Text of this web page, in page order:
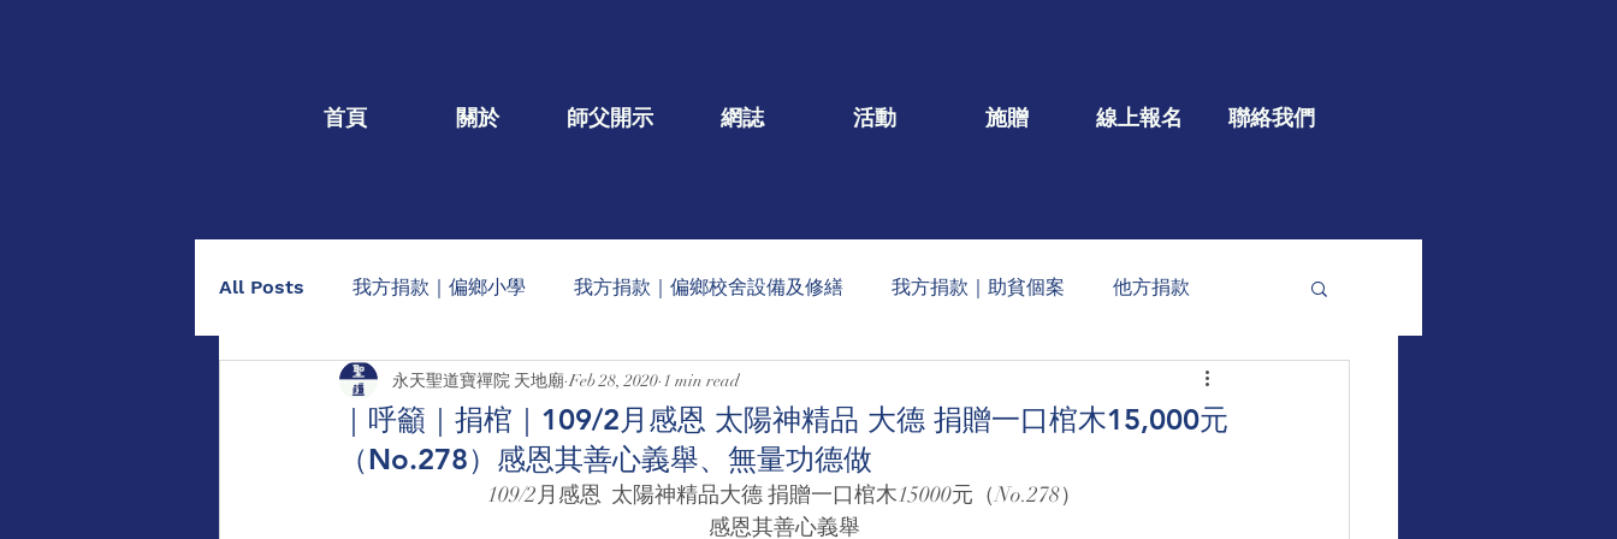
首頁 關於 師父開示 網誌 活動 施贈 線上報名 聯絡我們
All Posts 我方捐款｜偏鄉小學 我方捐款｜偏鄉校舍設備及修繕 我方捐款｜助貧個案 他方捐款
我方捐款｜個人個案 捐棺一口/大德名單公告 每月定期收到的捐款公告 大型公益
助印佛經手抄本 點燈/供養蠟燭 玄人勉語 法會/活動/壇院盛事 重點文章
｜呼籲｜捐棺｜109/2月感恩 太陽神精品 大德 捐贈一口棺木15,000元
（No.278）感恩其善心義舉、無量功德做
永天聖道寶禪院 天地廟 Feb 28, 2020 1 min read
109/2月感恩  太陽神精品大德 捐贈一口棺木15000元（No.278）
感恩其善心義舉